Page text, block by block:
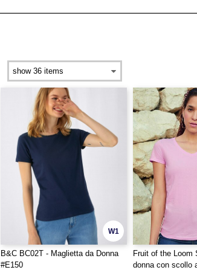
W1
B&C BC02T - Maglietta da Donna
#E150
Fruit of the Loom
donna con scollo